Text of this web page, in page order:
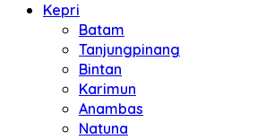
Kepri
Batam
Tanjungpinang
Bintan
Karimun
Anambas
Natuna